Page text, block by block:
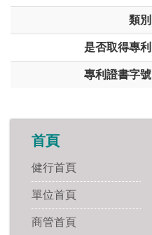
類別
是否取得專利
專利證書字號
首頁
健行首頁
單位首頁
商管首頁